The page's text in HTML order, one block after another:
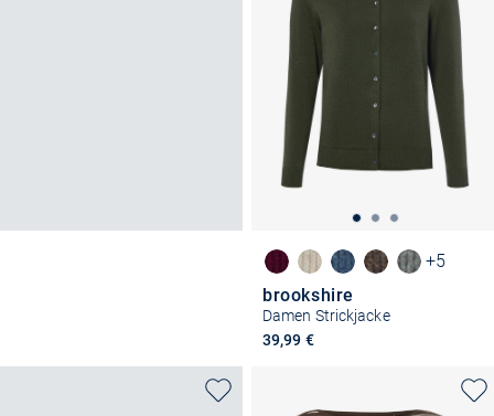
+5
brookshire
Damen Strickjacke
39,99 €